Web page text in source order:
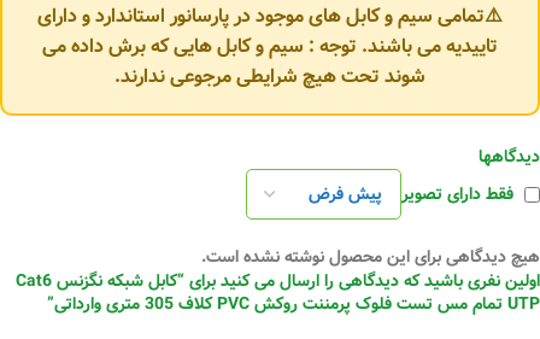
⚠️تمامی سیم و کابل های موجود در پارسانور استاندارد و دارای
تاییدیه می باشند. توجه : سیم و کابل هایی که برش داده می
شوند تحت هیچ شرایطی مرجوعی ندارند.
دیدگاهها
فقط دارای تصویر
هیچ دیدگاهی برای این محصول نوشته نشده است.
اولین نفری باشید که دیدگاهی را ارسال می کنید برای “کابل شبکه نگزنس Cat6
UTP تمام مس تست فلوک پرمننت روکش PVC کلاف 305 متری وارداتی”